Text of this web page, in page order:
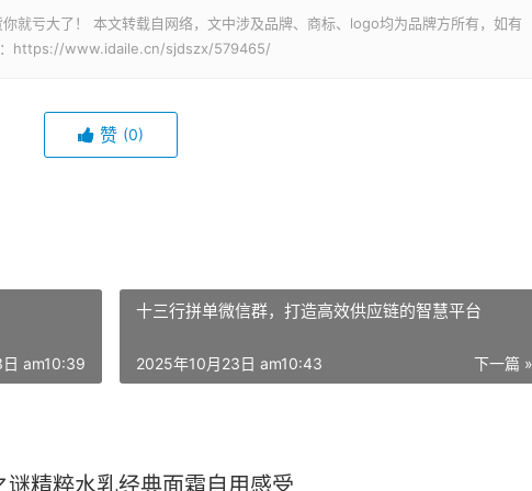
就亏大了！ 本文转载自网络，文中涉及品牌、商标、logo均为品牌方所有，如有
：https://www.idaile.cn/sjdszx/579465/
赞 (0)
am10:39
十三行拼单微信群，打造高效供应链的智慧平台
下一篇 »
2025年10月23日 am10:43
谜精粹水乳经典面霜自用感受